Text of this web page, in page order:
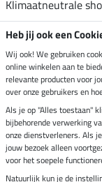
Klimaatneutrale
Verzending per
Veilig betalen met
Heb jij ook een
Wij ook! We gebruiken
online winkelen aan te
relevante producten voor
over onze gebruikers en
Als je op "Alles toestaan"
bijbehorende verwerking
onze dienstverleners. Als
jouw bezoek alleen
voor het soepele
Natuurlijk kun je de